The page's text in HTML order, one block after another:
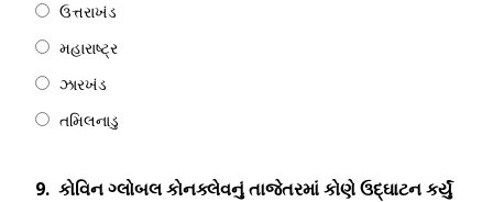
ઉત્તરાખંડ
મહારાષ્ટ્ર
ઝારખંડ
તમિલનાડુ
9. કોવિન ગ્લોબલ કોનક્લેવનું તાજેતરમાં કોણે ઉદ્ઘાટન કર્યું